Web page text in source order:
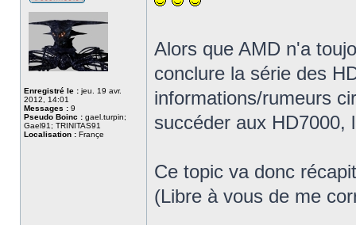
Enregistré le : jeu. 19 avr.
2012, 14:01
Messages : 9
Pseudo Boinc : gael.turpin;
Gael91; TRINITAS91
Localisation : Françe
Alors que AMD n'a
conclure la série des
informations/rumeurs
succéder aux HD7000,
Ce topic va donc
(Libre à vous de me